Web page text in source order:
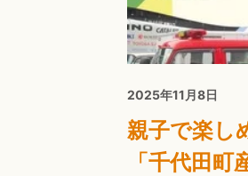
2025年11月8日
親子で楽し
「千代田町